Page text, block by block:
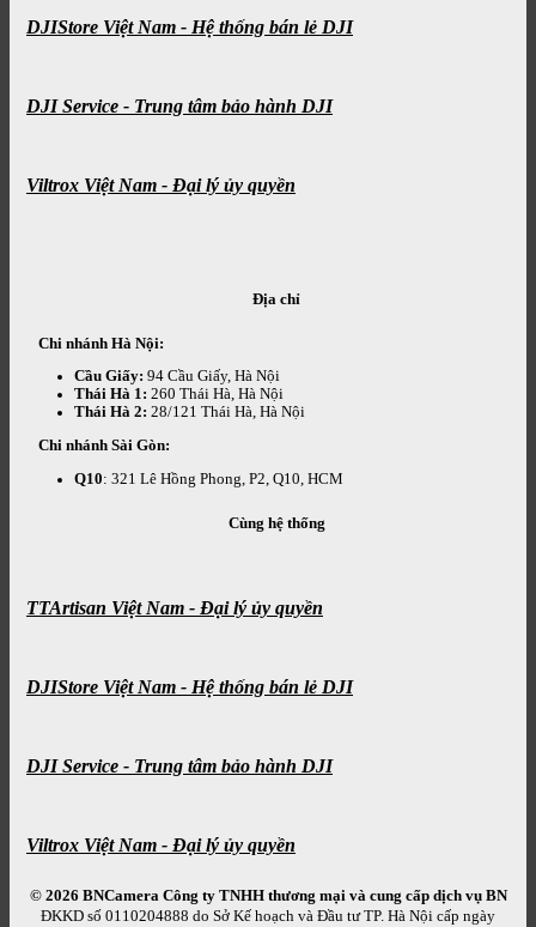
DJIStore Việt Nam - Hệ thống bán lẻ DJI
DJI Service - Trung tâm bảo hành DJI
Viltrox Việt Nam - Đại lý ủy quyền
Địa chỉ
Chi nhánh Hà Nội:
Cầu Giấy: 94 Cầu Giấy, Hà Nội
Thái Hà 1: 260 Thái Hà, Hà Nội
Thái Hà 2: 28/121 Thái Hà, Hà Nội
Chi nhánh Sài Gòn:
Q10: 321 Lê Hồng Phong, P2, Q10, HCM
Cùng hệ thống
TTArtisan Việt Nam - Đại lý ủy quyền
DJIStore Việt Nam - Hệ thống bán lẻ DJI
DJI Service - Trung tâm bảo hành DJI
Viltrox Việt Nam - Đại lý ủy quyền
© 2026 BNCamera Công ty TNHH thương mại và cung cấp dịch vụ BN
ĐKKD số 0110204888 do Sở Kế hoạch và Đầu tư TP. Hà Nội cấp ngày